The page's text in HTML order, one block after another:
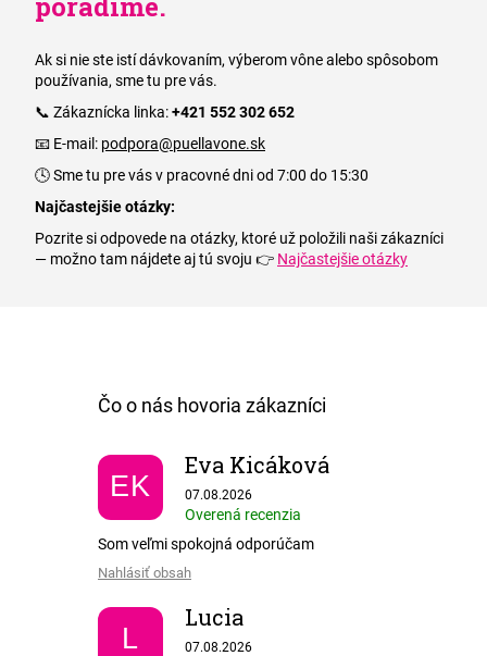
Ak si nie ste istí dávkovaním, výberom vône alebo spôsobom
používania, sme tu pre vás.
📞 Zákaznícka linka:+421 552 302 652
📧 E-mail: podpora@puellavone.sk
🕓 Sme tu pre vás v pracovné dni od 7:00 do 15:30
Najčastejšie otázky:
Pozrite si odpovede na otázky, ktoré už položili naši zákazníci
— možno tam nájdete aj tú svoju 👉 Najčastejšie otázky
EK
Eva Kicáková
Hodnotenie obchodu je 5 z 5 hviezdičiek.
07.08.2026
Overená recenzia
Som veľmi spokojná odporúčam
Nahlásiť obsah
L
Lucia
Hodnotenie obchodu je 5 z 5 hviezdičiek.
07.08.2026